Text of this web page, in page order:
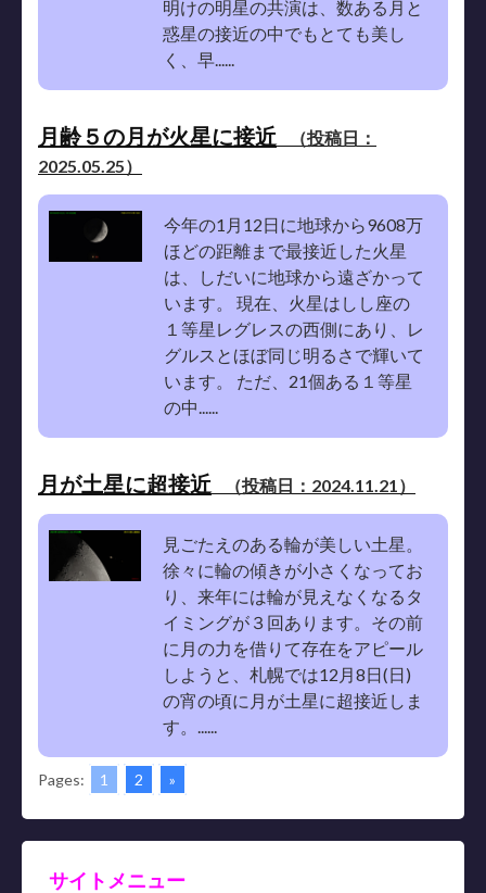
明けの明星の共演は、数ある月と
惑星の接近の中でもとても美し
く、早......
月齢５の月が火星に接近 （投稿日：
2025.05.25）
今年の1月12日に地球から9608万
ほどの距離まで最接近した火星
は、しだいに地球から遠ざかって
います。 現在、火星はしし座の
１等星レグレスの西側にあり、レ
グルスとほぼ同じ明るさで輝いて
います。 ただ、21個ある１等星
の中......
月が土星に超接近 （投稿日：2024.11.21）
見ごたえのある輪が美しい土星。
徐々に輪の傾きが小さくなってお
り、来年には輪が見えなくなるタ
イミングが３回あります。その前
に月の力を借りて存在をアピール
しようと、札幌では12月8日(日)
の宵の頃に月が土星に超接近しま
す。......
Pages: 1 2 »
サイトメニュー